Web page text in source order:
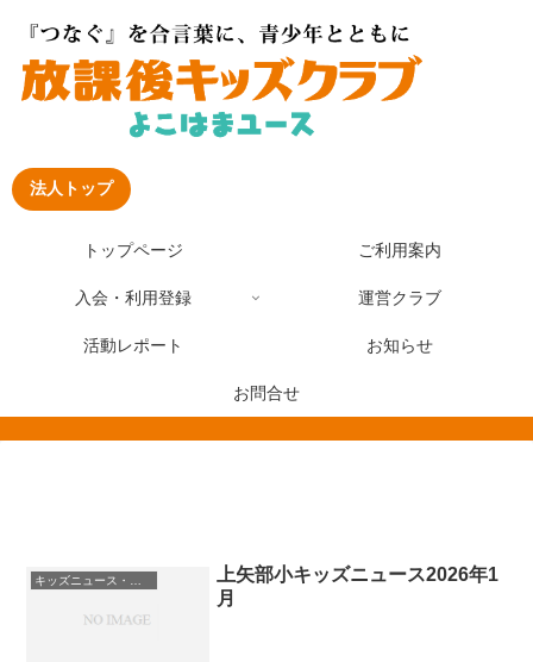
法人トップ
トップページ ご利用案内
入会・利用登録 運営クラブ
活動レポート お知らせ
お問合せ
キッズニュース・お知らせ
上矢部小キッズニュース2026年1
月